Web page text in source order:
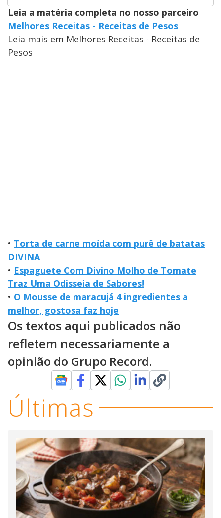
Leia a matéria completa no nosso parceiro
Melhores Receitas - Receitas de Pesos
Leia mais em Melhores Receitas - Receitas de
Pesos
• Torta de carne moída com purê de batatas
DIVINA
• Espaguete Com Divino Molho de Tomate
Traz Uma Odisseia de Sabores!
• O Mousse de maracujá 4 ingredientes a
melhor, gostosa faz hoje
Os textos aqui publicados não
refletem necessariamente a
opinião do Grupo Record.
Últimas